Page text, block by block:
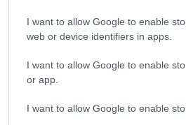
I want to allow Google to enable
web or device identifiers in apps.
I want to allow Google to enable
or app.
I want to allow Google to enable
arra, hogy együtt
vált, hogy a jövő év elején
ami a csapattal öt vb-
a monacói pilóta már